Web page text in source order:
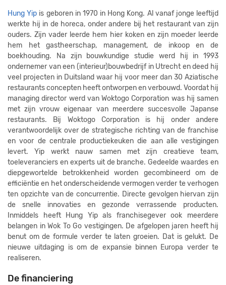
Hung Yip is geboren in 1970 in Hong Kong. Al vanaf jonge leeftijd
werkte hij in de horeca, onder andere bij het restaurant van zijn
ouders. Zijn vader leerde hem hier koken en zijn moeder leerde
hem het gastheerschap, management, de inkoop en de
boekhouding. Na zijn bouwkundige studie werd hij in 1993
ondernemer van een (interieur)bouwbedrijf in Utrecht en deed hij
veel projecten in Duitsland waar hij voor meer dan 30 Aziatische
restaurants concepten heeft ontworpen en verbouwd. Voordat hij
managing director werd van Woktogo Corporation was hij samen
met zijn vrouw eigenaar van meerdere succesvolle Japanse
restaurants. Bij Woktogo Corporation is hij onder andere
verantwoordelijk over de strategische richting van de franchise
en voor de centrale productiekeuken die aan alle vestigingen
levert. Yip werkt nauw samen met zijn creatieve team,
toeleveranciers en experts uit de branche. Gedeelde waardes en
diepgewortelde betrokkenheid worden gecombineerd om de
efficiëntie en het onderscheidende vermogen verder te verhogen
ten opzichte van de concurrentie. Directe gevolgen hiervan zijn
de snelle innovaties en gezonde verrassende producten.
Inmiddels heeft Hung Yip als franchisegever ook meerdere
belangen in Wok To Go vestigingen. De afgelopen jaren heeft hij
benut om de formule verder te laten groeien. Dat is gelukt. De
nieuwe uitdaging is om de expansie binnen Europa verder te
realiseren.
De financiering